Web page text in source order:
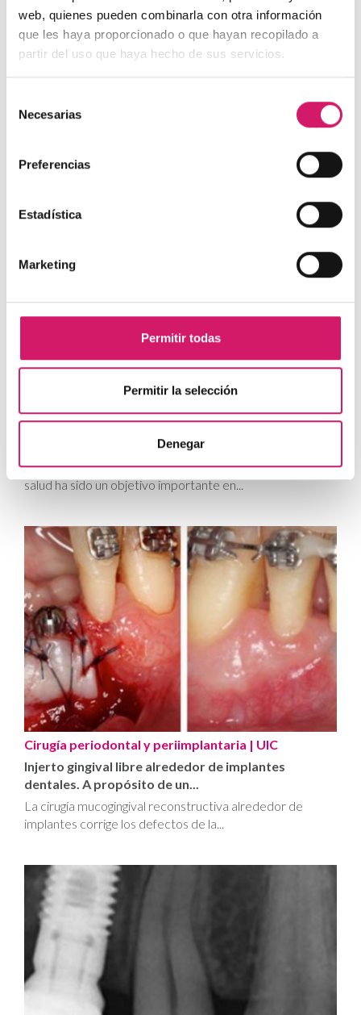
web, quienes pueden combinarla con otra información
que les haya proporcionado o que hayan recopilado a
partir del uso que haya hecho de sus servicios.
Necesarias
Preferencias
Estadística
Marketing
Permitir todas
Permitir la selección
Denegar
crónica I
Presentamos un caso clínico, elaborado por los Doctores
Efectividad del Tratamiento en Periodontitis
El mantenimiento de la dentición natural en estado de
salud ha sido un objetivo importante en...
Cirugía periodontal y periimplantaria | UIC
Injerto gingival libre alrededor de implantes
dentales. A propósito de un...
La cirugía mucogingival reconstructiva alrededor de
implantes corrige los defectos de la...